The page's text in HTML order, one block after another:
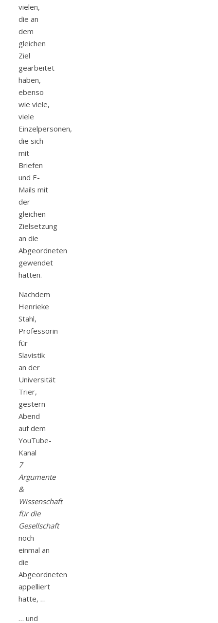
vielen,
die an
dem
gleichen
Ziel
gearbeitet
haben,
ebenso
wie viele,
viele
Einzelpersonen,
die sich
mit
Briefen
und E-
Mails mit
der
gleichen
Zielsetzung
an die
Abgeordneten
gewendet
hatten.
Nachdem
Henrieke
Stahl,
Professorin
für
Slavistik
an der
Universität
Trier,
gestern
Abend
auf dem
YouTube-
Kanal
7
Argumente
&
Wissenschaft
für die
Gesellschaft
noch
einmal an
die
Abgeordneten
appelliert
hatte, …
… und